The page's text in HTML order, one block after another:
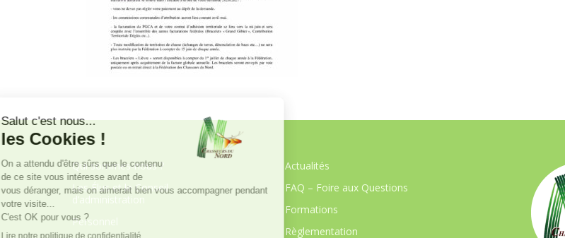
Qui sommes-nous ?
Les Élus et le Conseil
d’administration
Personnel
Actualités
FAQ – Foire aux Questions
Formations
Règlementation